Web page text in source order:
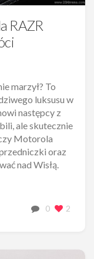
RAZR
marzył? To
luksusu w
następcy z
ale skutecznie
Motorola
oraz
nad Wisłą.
0 2